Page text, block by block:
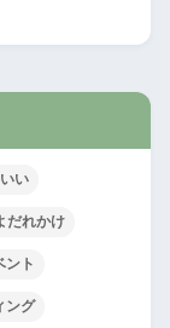
い
だれかけ
ント
ング